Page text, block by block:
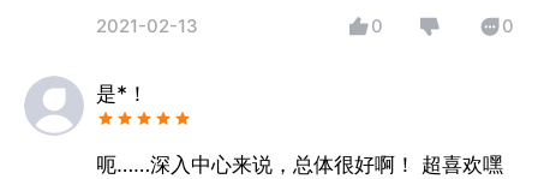
2021-02-13 0 0
是*！
呃……深入中心来说，总体很好啊！ 超喜欢嘿